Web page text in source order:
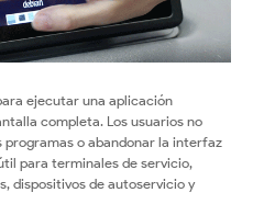
ejecutar una aplicación
completa. Los usuarios no
o abandonar la interfaz
para terminales de servicio,
dispositivos de autoservicio y